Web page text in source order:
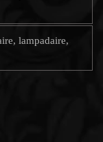
lampadaire,